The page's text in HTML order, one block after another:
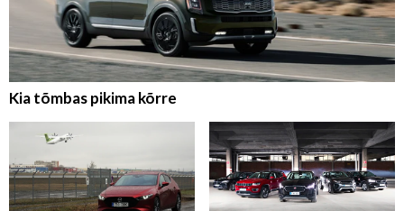
Kia tõmbas pikima kõrre